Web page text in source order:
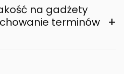
na gadżety
terminów
+